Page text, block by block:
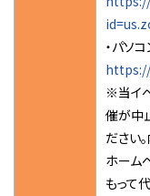
・パソ
※当イ
催が中
ださい
ホーム
もって